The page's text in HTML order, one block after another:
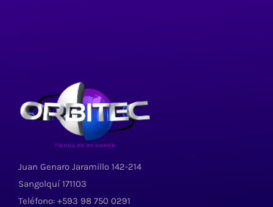
Juan Genaro Jaramillo 142-214
Sangolquí 171103
Teléfono: +593 98 750 0291